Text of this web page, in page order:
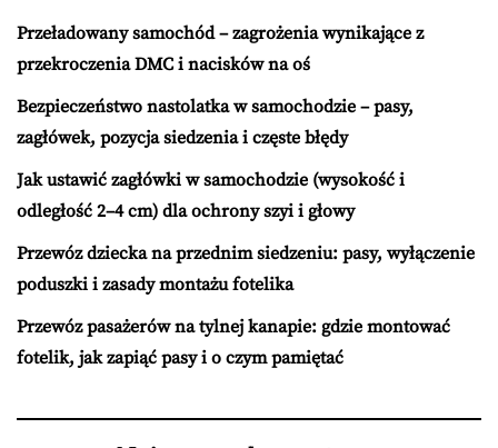
Przeładowany samochód – zagrożenia wynikające z
przekroczenia DMC i nacisków na oś
Bezpieczeństwo nastolatka w samochodzie – pasy,
zagłówek, pozycja siedzenia i częste błędy
Jak ustawić zagłówki w samochodzie (wysokość i
odległość 2–4 cm) dla ochrony szyi i głowy
Przewóz dziecka na przednim siedzeniu: pasy, wyłączenie
poduszki i zasady montażu fotelika
Przewóz pasażerów na tylnej kanapie: gdzie montować
fotelik, jak zapiąć pasy i o czym pamiętać